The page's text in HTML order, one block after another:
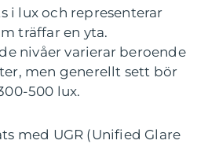
i lux och representerar
träffar en yta.
nivåer varierar beroende
men generellt sett bör
500 lux.
med UGR (Unified Glare